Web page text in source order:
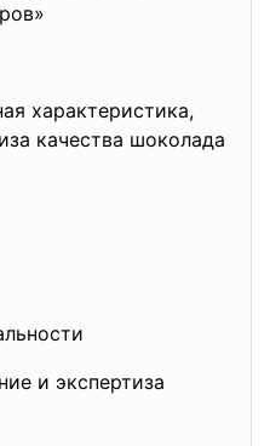
характеристика,
качества шоколада
и экспертиза